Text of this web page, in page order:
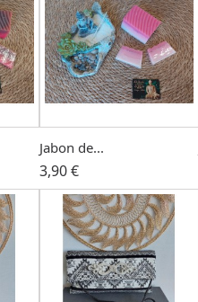
Jabon de...
3,90 €